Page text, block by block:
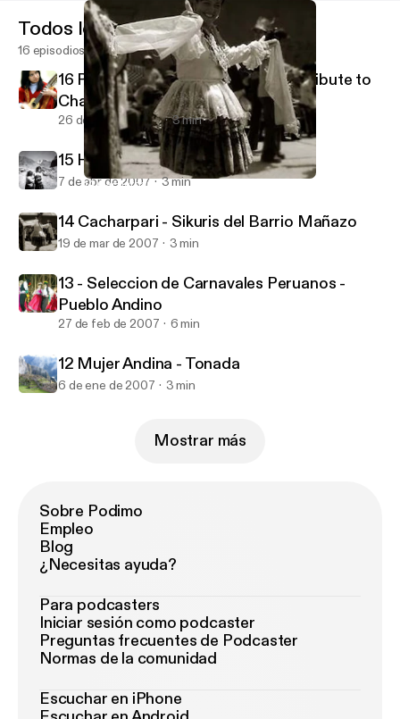
14 Cacharpari - Sikuris del Barrio Mañazo
Todos los episodios
16 episodios
16 Pururruna - Luis Valdivia Pozo (Tribute to
Charango)
26 de ago de 2007 3 min
15 Huajcha Puquito - Kana J'allu
7 de abr de 2007 3 min
14 Cacharpari - Sikuris del Barrio Mañazo
19 de mar de 2007 3 min
13 - Seleccion de Carnavales Peruanos -
Pueblo Andino
27 de feb de 2007 6 min
12 Mujer Andina - Tonada
6 de ene de 2007 3 min
Mostrar más
Sobre Podimo
Empleo
Blog
¿Necesitas ayuda?
Para podcasters
Iniciar sesión como podcaster
Preguntas frecuentes de Podcaster
Normas de la comunidad
Escuchar en iPhone